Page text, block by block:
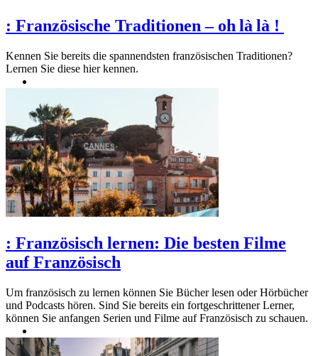
: Französische Traditionen – oh là là !
Kennen Sie bereits die spannendsten französischen Traditionen?
Lernen Sie diese hier kennen.
: Französisch lernen: Die besten Filme
auf Französisch
Um französisch zu lernen können Sie Bücher lesen oder Hörbücher
und Podcasts hören. Sind Sie bereits ein fortgeschrittener Lerner,
können Sie anfangen Serien und Filme auf Französisch zu schauen.